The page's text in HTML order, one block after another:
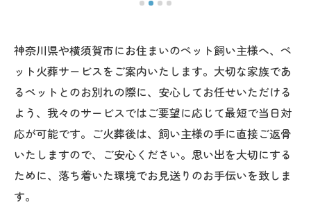
神奈川県や横須賀市にお住まいのペット飼い主様へ、ペ
ット火葬サービスをご案内いたします。大切な家族であ
るペットとのお別れの際に、安心してお任せいただける
よう、我々のサービスではご要望に応じて最短で当日対
応が可能です。ご火葬後は、飼い主様の手に直接ご返骨
いたしますので、ご安心ください。思い出を大切にする
ために、落ち着いた環境でお見送りのお手伝いを致しま
す。